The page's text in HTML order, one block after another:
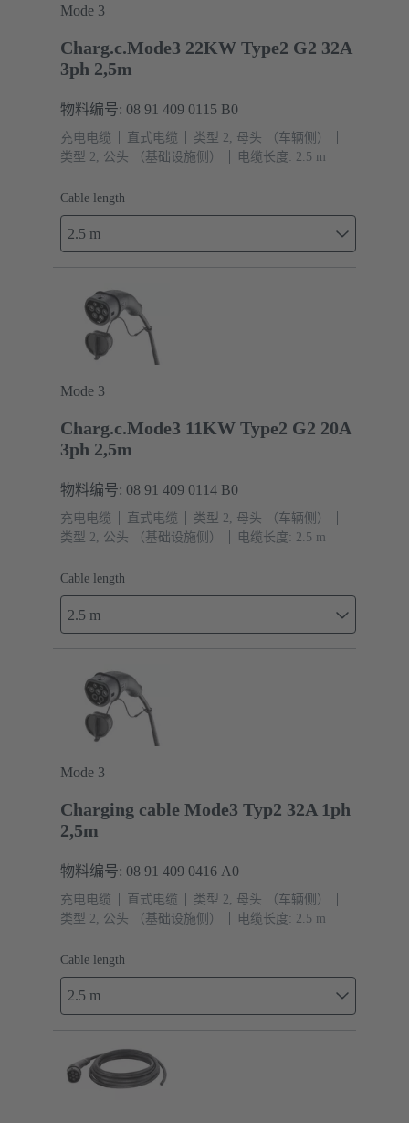
Mode 3
Charg.c.Mode3 22KW Type2 G2 32A
3ph 2,5m
物料编号: 08 91 409 0115 B0
充电电缆 直式电缆
类型 2, 母头 （车辆侧）
类型 2, 公头 （基础设施侧）
电缆长度: 2.5 m
Cable length
2.5 m
Mode 3
Charg.c.Mode3 11KW Type2 G2 20A
3ph 2,5m
物料编号: 08 91 409 0114 B0
充电电缆 直式电缆
类型 2, 母头 （车辆侧）
类型 2, 公头 （基础设施侧）
电缆长度: 2.5 m
Cable length
2.5 m
Mode 3
Charging cable Mode3 Typ2 32A 1ph
2,5m
物料编号: 08 91 409 0416 A0
充电电缆 直式电缆
类型 2, 母头 （车辆侧）
类型 2, 公头 （基础设施侧）
电缆长度: 2.5 m
Cable length
2.5 m